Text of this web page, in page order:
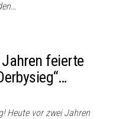
feierte
Heute vor zwei Jahren